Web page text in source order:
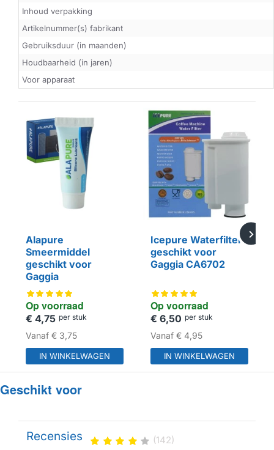
Inhoud verpakking
Artikelnummer(s) fabrikant
Gebruiksduur (in maanden)
Houdbaarheid (in jaren)
Voor apparaat
HUISMERK
Op voorraad
Alapure
Smeermiddel
geschikt voor
Gaggia
€ 4,75 per stuk
Vanaf € 3,75
IN WINKELWAGEN
HUISMERK
Op voorraad
Icepure Waterfilter
geschikt voor
Gaggia CA6702
€ 6,50 per stuk
Vanaf€ 4,95
IN WINKELWAGEN
Geschikt voor
Recensies (142)